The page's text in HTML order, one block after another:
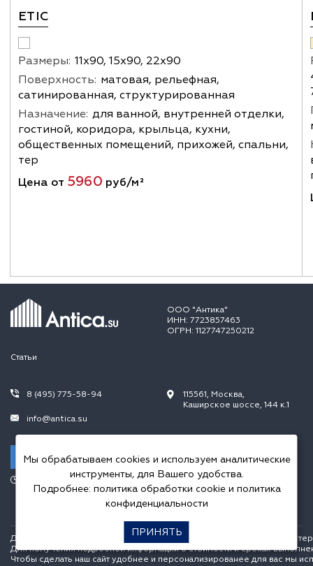
ETIC
Размеры: 11х90, 15х90, 22х90
Поверхность: матовая, рельефная,
сатинированная, структурированная
Назначение: для ванной, внутренней отделки,
гостиной, коридора, крыльца, кухни,
общественных помещений, прихожей, спальни,
тер
Цена от 5960 руб/м²
ООО "Антика"
ИНН: 7723857463
ОГРН: 1127747250212
Статьи
8 (495) 775-58-94
info@antica.su
Заказать звонок
115561, Москва,
Каширское шоссе, 144 к.1
Пн.-Пт. 10.00-20.00,
Сб.-Вс. 10.00-18.00
Данный интернет сайт носит исключительно информационный
Для получения подробной информации о стоимости и сроках
Чтобы сделать наш сайт удобнее и персонализированее для вас мы
Мы обрабатываем cookies и используем аналитические
инструменты, для Вашего удобства.
Подробнее: политика обработки cookieи политика
конфиденциальности
ПРИНЯТЬ